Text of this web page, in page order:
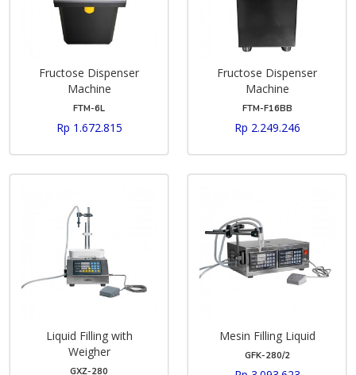
Fructose Dispenser
Machine
FTM-6L
Rp 1.672.815
Fructose Dispenser
Machine
FTM-F16BB
Rp 2.249.246
Liquid Filling with
Weigher
GXZ-280
Mesin Filling Liquid
GFK-280/2